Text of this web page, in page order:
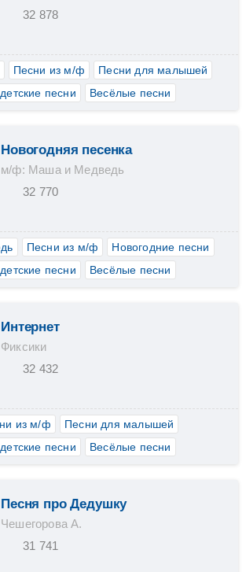
32 878
Песни из м/ф
Песни для малышей
песни
Весёлые песни
Новогодняя песенка
м/ф: Маша и Медведь
32 770
Песни из м/ф
Новогодние песни
песни
Весёлые песни
Интернет
Фиксики
32 432
из м/ф
Песни для малышей
песни
Весёлые песни
Песня про Дедушку
Чешегорова А.
31 741